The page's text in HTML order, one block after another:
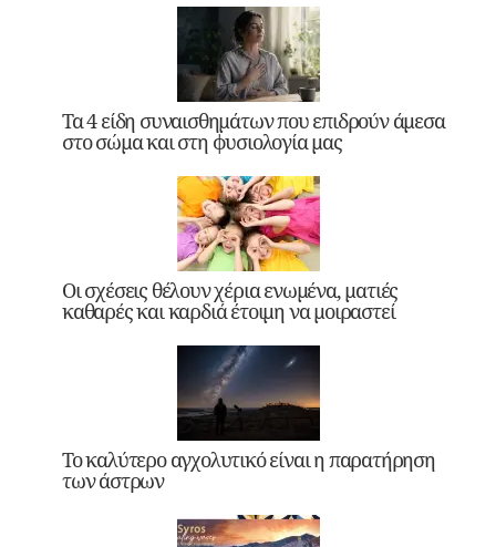
Τα 4 είδη συναισθημάτων που επιδρούν άμεσα
στο σώμα και στη φυσιολογία μας
Οι σχέσεις θέλουν χέρια ενωμένα, ματιές
καθαρές και καρδιά έτοιμη να μοιραστεί
Το καλύτερο αγχολυτικό είναι η παρατήρηση
των άστρων